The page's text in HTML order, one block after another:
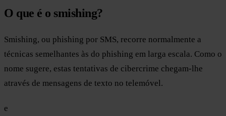
O que é o smishing?
Smishing, ou phishing por SMS, recorre normalmente a
técnicas semelhantes às do phishing em larga escala. Como o
nome sugere, estas tentativas de cibercrime chegam-lhe
através de mensagens de texto no telemóvel.
e